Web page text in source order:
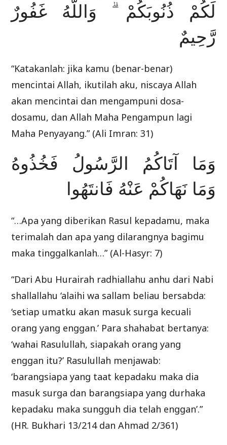
لَكُمْ ذُنُوبَكُمْ ۗ وَاللَّهُ غَفُورٌ
رَّحِيمٌ
“Katakanlah: jika kamu (benar-benar)
mencintai Allah, ikutilah aku, niscaya Allah
akan mencintai dan mengampuni dosa-
dosamu, dan Allah Maha Pengampun lagi
Maha Penyayang.” (Ali Imran: 31)
وَمَا آتَاكُمُ الرَّسُولُ فَخُذُوهُ
وَمَا نَهَاكُمْ عَنْهُ فَانتَهُوا
“…Apa yang diberikan Rasul kepadamu, maka
terimalah dan apa yang dilarangnya bagimu
maka tinggalkanlah…” (Al-Hasyr: 7)
“Dari Abu Hurairah radhiallahu anhu dari Nabi
shallallahu ‘alaihi wa sallam beliau bersabda:
‘setiap umatku akan masuk surga kecuali
orang yang enggan.’ Para shahabat bertanya:
‘wahai Rasulullah, siapakah orang yang
enggan itu?’ Rasulullah menjawab:
‘barangsiapa yang taat kepadaku maka dia
masuk surga dan barangsiapa yang durhaka
kepadaku maka sungguh dia telah enggan’.”
(HR. Bukhari 13/214 dan Ahmad 2/361)